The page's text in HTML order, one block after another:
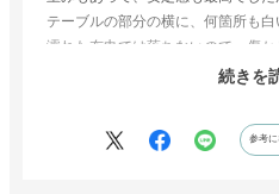
テーブルの部分の横に、何箇所も白
濡れた布巾では落ちないので、傷か
続きを
参考に